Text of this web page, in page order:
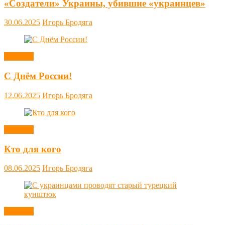
«Создатели» Украины, убившие «украинцев»
30.06.2025 Игорь Бродяга
С Днём России!
12.06.2025 Игорь Бродяга
Кто для кого
08.06.2025 Игорь Бродяга